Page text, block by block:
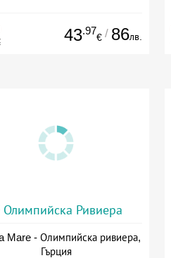
43.97
€ / 86лв.
Олимпийска Ривиера
Mare - Олимпийска ривиера,
Гърция